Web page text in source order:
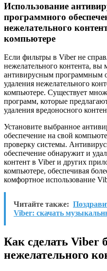
Использование
программного
нежелательного
компьютере
Если фильтры в Viber не
нежелательного контента, вы
антивирусным программным
удаления нежелательного
компьютере. Существует
программ, которые
удаления вредоносного
Установите выбранное
обеспечение на свой
проверку системы.
обеспечение обнаружит и
контент в Viber и других
компьютере, обеспечивая
комфортное использование
Читайте также:
Viber: скачать
Как сделать Viber
нежелательного